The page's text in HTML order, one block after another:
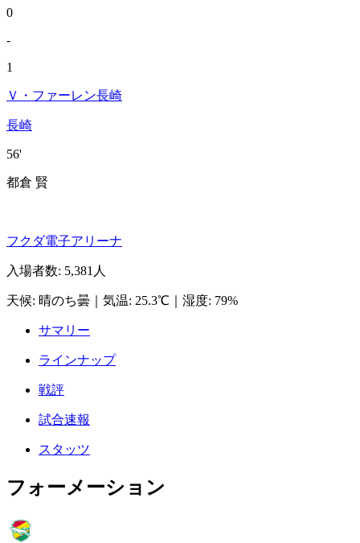
0
-
1
Ｖ・ファーレン長崎
長崎
56'
都倉 賢
フクダ電子アリーナ
入場者数: 5,381人
天候: 晴のち曇 気温: 25.3℃ 湿度: 79%
サマリー
ラインナップ
戦評
試合速報
スタッツ
フォーメーション